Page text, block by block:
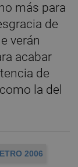
más para
de
verán
acabar
de
la del
2006